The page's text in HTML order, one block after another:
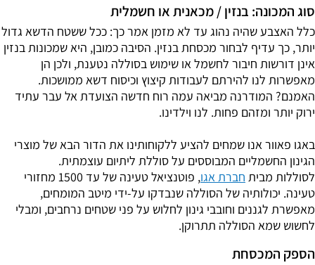
סוג המכונה: בנזין / מכאנית או חשמלית
כלל האצבע שהיה נהוג עד לא מזמן אמר כך: ככל ששטח הדשא גדול
יותר, כך עדיף לבחור מכסחת בנזין. הסיבה כמובן, היא שמכונות בנזין
אינן דורשות חיבור לחשמל או שימוש בסוללה נטענת, ולכן הן
מאפשרות לנו להירתם לעבודות קיצוץ וכיסוח דשא ממושכות.
האמנם? המודרנה מביאה עמה רוח חדשה הצועדת אל עבר עתיד
ירוק יותר ומזהם פחות. לנו וילדינו.
באגו פאוור אנו שמחים להציע ללקוחותינו את הדור הבא של מוצרי
הגינון החשמליים המבוססים על סוללת ליתיום עוצמתית.
לסוללות מבית חברת אגו
, פוטנציאל טעינה של עד 1500 מחזורי
טעינה. יכולותיה של הסוללה שנבדקו על-ידי מיטב המומחים,
מאפשרת לגננים וחובבי גינון לחלוש על פני שטחים נרחבים, ומבלי
לחשוש שמא הסוללה תתרוקן.
הספק המכסחת